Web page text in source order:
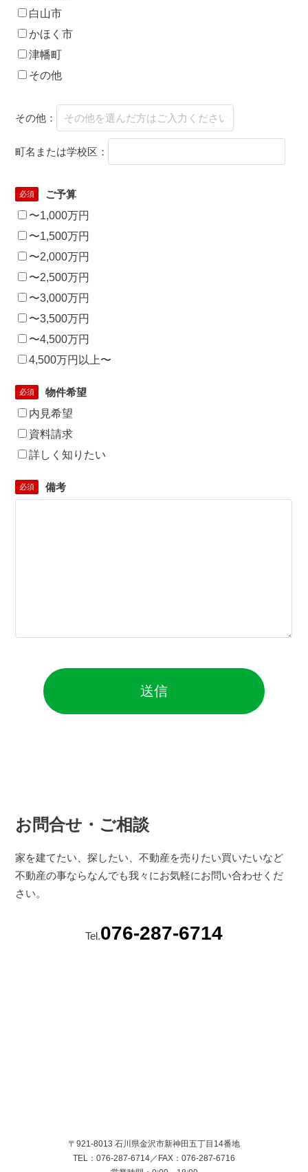
白山市
かほく市
津幡町
その他
その他：
町名または学校区：
必須
ご予算
〜1,000万円
〜1,500万円
〜2,000万円
〜2,500万円
〜3,000万円
〜3,500万円
〜4,500万円
4,500万円以上〜
必須
物件希望
内見希望
資料請求
詳しく知りたい
必須 備考
お問合せ・ご相談
家を建てたい、探したい、不動産を売りたい買いたいなど
不動産の事ならなんでも我々にお気軽にお問い合わせくだ
さい。
Tel.076-287-6714
〒921-8013 石川県金沢市新神田五丁目14番地
TEL：076-287-6714／FAX：076-287-6716